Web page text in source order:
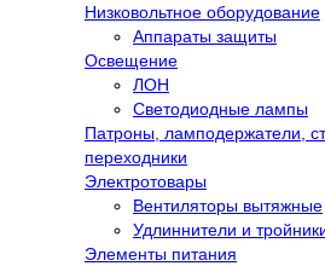
Низковольтное оборудование
Аппараты защиты
Освещение
ЛОН
Светодиодные лампы
Патроны, ламподержатели,
переходники
Электротовары
Вентиляторы вытяжные
Удлиннители и
Элементы питания